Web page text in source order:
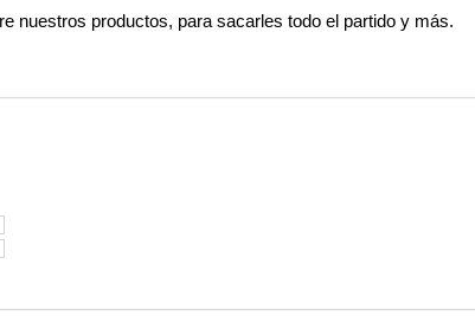
nuestros productos, para sacarles todo el partido y más.